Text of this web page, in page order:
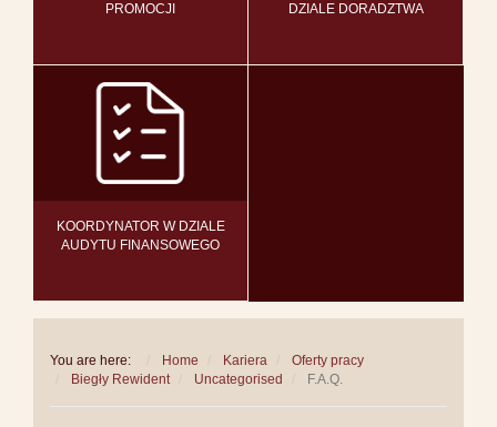
PROMOCJI
DZIALE DORADZTWA
KOORDYNATOR W DZIALE
AUDYTU FINANSOWEGO
You are here: Home Kariera
Oferty pracy
Biegły Rewident
Uncategorised F.A.Q.